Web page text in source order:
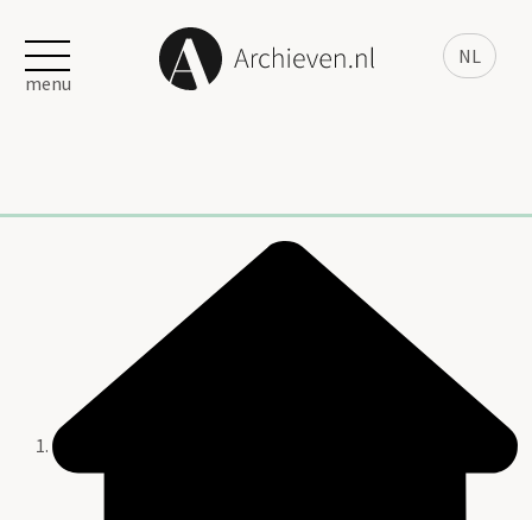
NL
menu